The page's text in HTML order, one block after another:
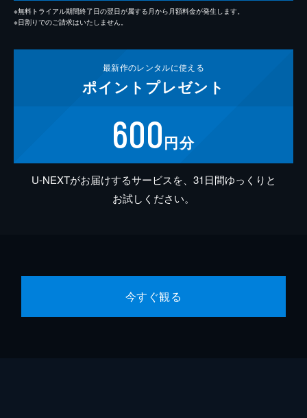
※無料トライアル期間終了日の翌日が属する月から月額料金が発生します。
※日割りでのご請求はいたしません。
最新作のレンタルに使える
ポイント プレゼント
600円分
U-NEXTがお届けするサービスを、31日間ゆっくりと
お試しください。
今すぐ観る